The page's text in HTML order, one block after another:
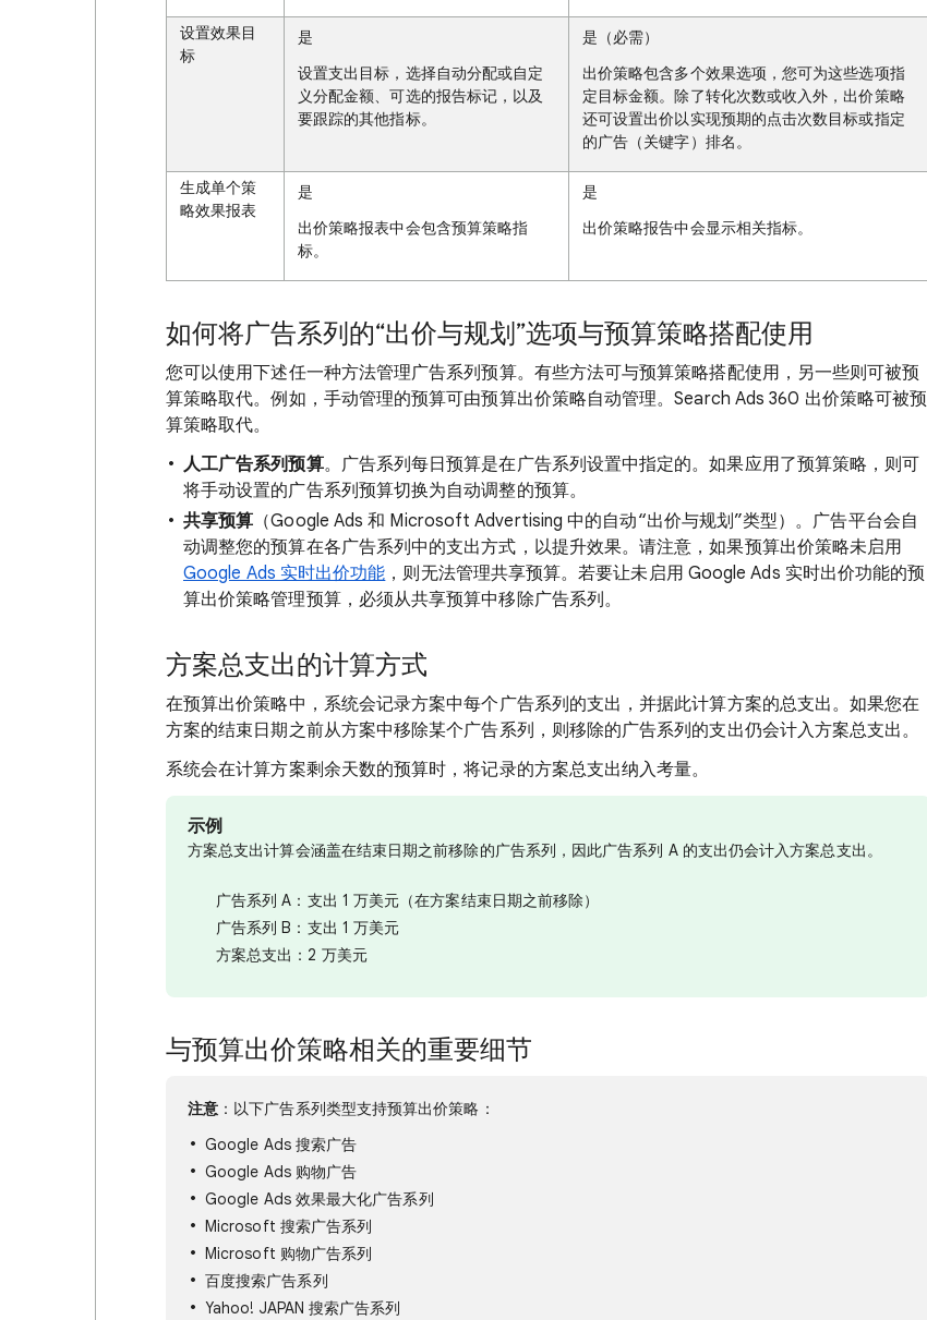
设置效果目
标
是
设置支出目标，选择自动分配或自定
义分配金额、可选的报告标记，以及
要跟踪的其他指标。
是（必需）
出价策略包含多个效果选项，您可为这些选项指
定目标金额。除了转化次数或收入外，出价策略
还可设置出价以实现预期的点击次数目标或指定
的广告（关键字）排名。
生成单个策
略效果报表
是
出价策略报表中会包含预算策略指
标。
是
出价策略报告中会显示相关指标。
如何将广告系列的“出价与规划”选项与预算策略搭配使用
您可以使用下述任一种方法管理广告系列预算。有些方法可与预算策略搭配使用，另一些则可被预
算策略取代。例如，手动管理的预算可由预算出价策略自动管理。Search Ads 360 出价策略可被预
算策略取代。
人工广告系列预算。广告系列每日预算是在广告系列设置中指定的。如果应用了预算策略，则可
将手动设置的广告系列预算切换为自动调整的预算。
共享预算 （Google Ads 和 Microsoft Advertising 中的自动“出价与规划”类型）。广告平台会自
动调整您的预算在各广告系列中的支出方式，以提升效果。请注意，如果预算出价策略未启用
Google Ads 实时出价功能 ，则无法管理共享预算。若要让未启用 Google Ads 实时出价功能的预
算出价策略管理预算，必须从共享预算中移除广告系列。
方案总支出的计算方式
在预算出价策略中，系统会记录方案中每个广告系列的支出，并据此计算方案的总支出。如果您在
方案的结束日期之前从方案中移除某个广告系列，则移除的广告系列的支出仍会计入方案总支出。
系统会在计算方案剩余天数的预算时，将记录的方案总支出纳入考量。
示例
方案总支出计算会涵盖在结束日期之前移除的广告系列，因此广告系列 A 的支出仍会计入方案总支出。
广告系列 A：支出 1 万美元（在方案结束日期之前移除）
广告系列 B：支出 1 万美元
方案总支出：2 万美元
与预算出价策略相关的重要细节
注意 ：以下广告系列类型支持预算出价策略：
Google Ads 搜索广告
Google Ads 购物广告
Google Ads 效果最大化广告系列
Microsoft 搜索广告系列
Microsoft 购物广告系列
百度搜索广告系列
Yahoo! JAPAN 搜索广告系列